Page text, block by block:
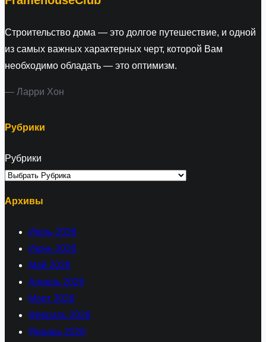
Строительство дома — это долгое путешествие, и одной
из самых важных характерных черт, которой Вам
необходимо обладать — это оптимизм.
— Ларри Хон
Рубрики
Рубрики
Архивы
Июль 2026
Июнь 2026
Май 2026
Апрель 2026
Март 2026
Февраль 2026
Январь 2026